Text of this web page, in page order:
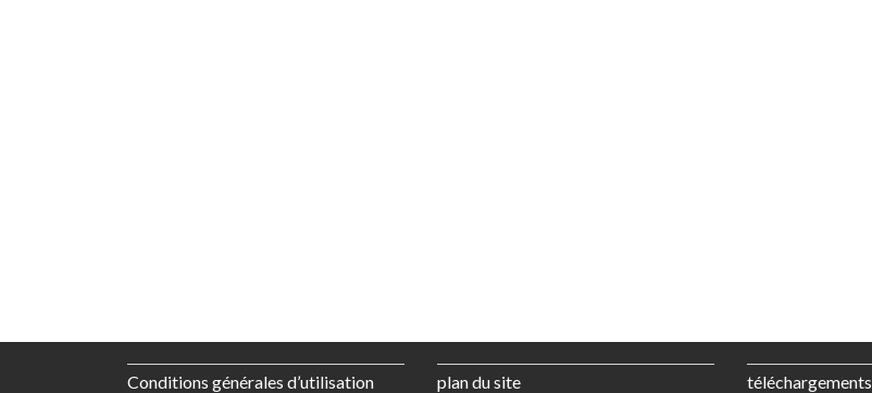
Conditions générales d’utilisation
plan du site
téléchargements